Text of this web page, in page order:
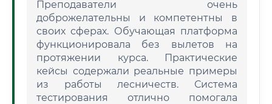
Преподаватели очень
доброжелательны и компетентны в
своих сферах. Обучающая платформа
функционировала без вылетов на
протяжении курса. Практические
кейсы содержали реальные примеры
из работы лесничеств. Система
тестирования отлично помогала